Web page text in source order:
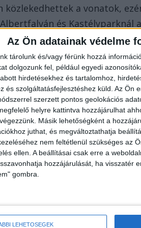
Az Ön adatainak védelme
tárolunk és/vagy férünk hozzá
dolgozunk fel, például egyedi
hirdetésekhez és tartalomhoz,
és szolgáltatásfejlesztéshez küld. Az Ön
szerzett pontos geolokációs
helyre kattintva hozzájárulhat
Másik lehetőségként a
juthat, és megváltoztathatja
nem feltétlenül szükséges az
ellen. A beállításai csak erre a
hozzájárulását, ha visszatér
gombra.
LEHETŐSÉGEK
közlekedhettek a vonatok,
és Kastélyparknál
, két embert ütött el a
Az RTL információja
megpróbálta felhúzni.
ismerőse pedig megpróbálta